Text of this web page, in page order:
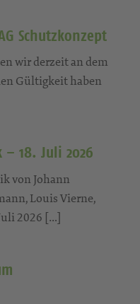
Schutzkonzept
wir derzeit an dem
Gültigkeit haben
– 18. Juli 2026
von Johann
Louis Vierne,
2026 […]